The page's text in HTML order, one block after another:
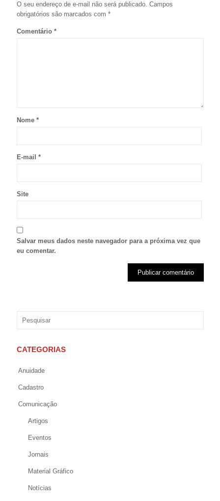
O seu endereço de e-mail não será publicado. Campos
obrigatórios são marcados com *
Comentário *
Nome *
E-mail *
Site
Salvar meus dados neste navegador para a próxima vez que
eu comentar.
CATEGORIAS
Anuidade
Cadastro
Comunicação
Artigos
Eventos
Jornais
Material Gráfico
Notícias